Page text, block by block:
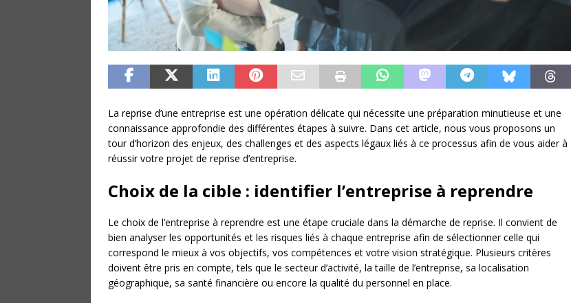
La reprise d’une entreprise est une opération délicate qui nécessite une préparation minutieuse et une
connaissance approfondie des différentes étapes à suivre. Dans cet article, nous vous proposons un
tour d’horizon des enjeux, des challenges et des aspects légaux liés à ce processus afin de vous aider à
réussir votre projet de reprise d’entreprise.
Choix de la cible : identifier l’entreprise à reprendre
Le choix de l’entreprise à reprendre est une étape cruciale dans la démarche de reprise. Il convient de
bien analyser les opportunités et les risques liés à chaque entreprise afin de sélectionner celle qui
correspond le mieux à vos objectifs, vos compétences et votre vision stratégique. Plusieurs critères
doivent être pris en compte, tels que le secteur d’activité, la taille de l’entreprise, sa localisation
géographique, sa santé financière ou encore la qualité du personnel en place.